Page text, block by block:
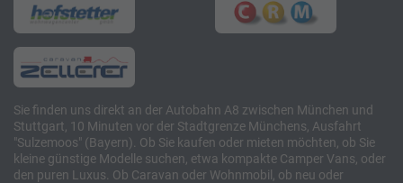
Sie finden uns direkt an der Autobahn A8 zwischen München und
Stuttgart, 10 Minuten vor der Stadtgrenze Münchens, Ausfahrt
"Sulzemoos" (Bayern). Ob Sie kaufen oder mieten möchten, ob Sie
kleine günstige Modelle suchen, etwa kompakte Camper Vans, oder
den puren Luxus. Ob Caravan oder Wohnmobil, ob neu oder